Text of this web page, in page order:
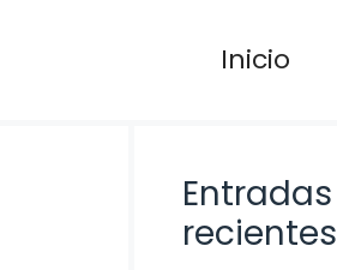
Inicio
Entradas
recientes